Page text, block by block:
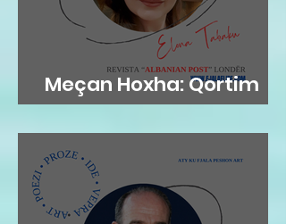
Meçan Hoxha: Qortim
me dashuri